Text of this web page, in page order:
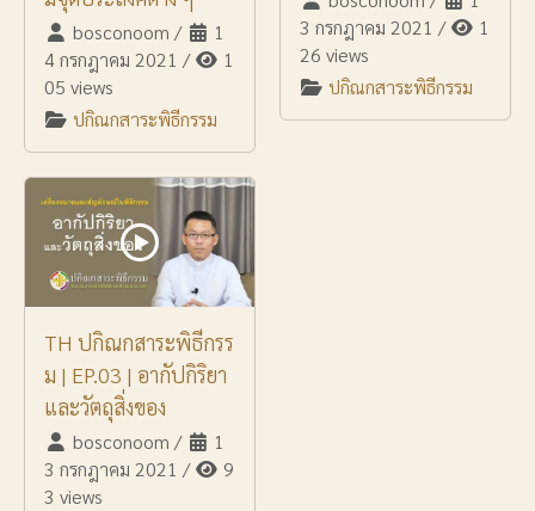
bosconoom /
1
4 กรกฎาคม 2021 /
1
05 views
ปกิณกสาระพิธีกรรม
3 กรกฎาคม 2021 /
1
26 views
ปกิณกสาระพิธีกรรม
TH ปกิณกสาระพิธีกรร
ม | EP.03 | อากัปกิริยา
และวัตถุสิ่งของ
bosconoom /
1
3 กรกฎาคม 2021 /
9
3 views